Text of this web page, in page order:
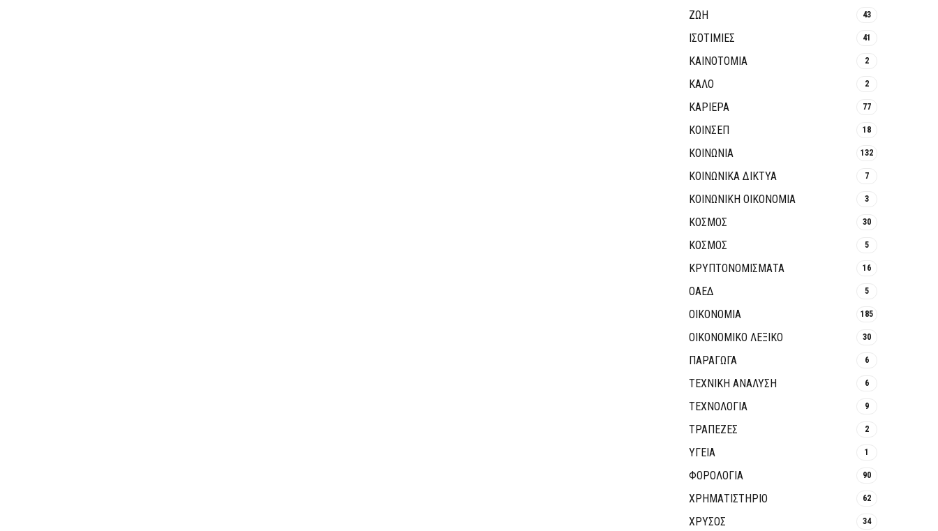
ΖΩΗ 43
ΙΣΟΤΙΜΙΕΣ 41
ΚΑΙΝΟΤΟΜΊΑ 2
ΚΑΛΟ 2
ΚΑΡΙΕΡΑ 77
ΚΟΙΝΣΕΠ 18
ΚΟΙΝΩΝΙΑ 132
ΚΟΙΝΩΝΙΚΆ ΔΊΚΤΥΑ 7
ΚΟΙΝΩΝΙΚΉ ΟΙΚΟΝΟΜΊΑ 3
ΚΟΣΜΟΣ 30
ΚΟΣΜΟΣ 5
ΚΡΥΠΤΟΝΟΜΊΣΜΑΤΑ 16
ΟΑΕΔ 5
ΟΙΚΟΝΟΜΙΑ 185
ΟΙΚΟΝΟΜΙΚΟ ΛΕΞΙΚΟ 30
ΠΑΡΑΓΩΓΑ 6
ΤΕΧΝΙΚΗ ΑΝΑΛΥΣΗ 6
ΤΕΧΝΟΛΟΓΙΑ 9
ΤΡΆΠΕΖΕΣ 2
ΥΓΕΙΑ 1
ΦΟΡΟΛΟΓΙΑ 90
ΧΡΗΜΑΤΙΣΤΗΡΙΟ 62
ΧΡΥΣΟΣ 34